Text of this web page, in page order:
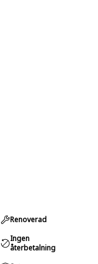
Renoverad
Ingen
återbetalning